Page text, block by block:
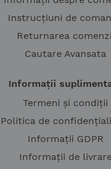
Instrucțiuni de
Returnarea
Cautare Avansata
Informații
Termeni și condiții
Politica de
Informații GDPR
Informații de